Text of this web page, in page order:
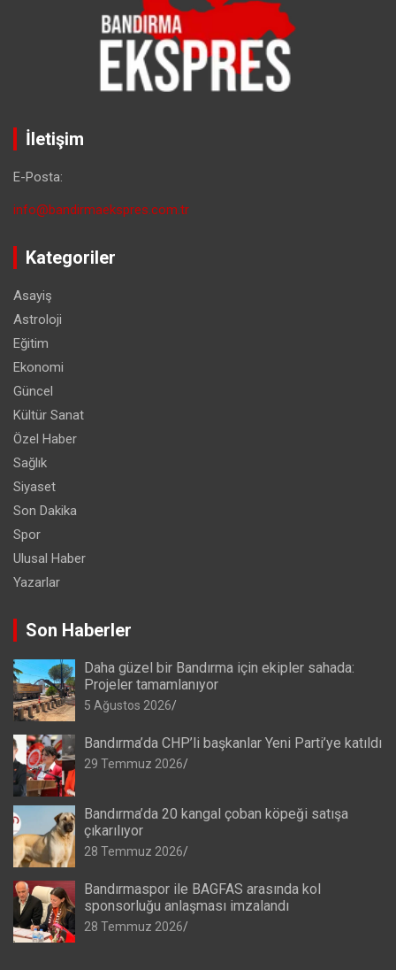
İletişim
E-Posta:
info@bandirmaekspres.com.tr
Kategoriler
Asayiş
Astroloji
Eğitim
Ekonomi
Güncel
Kültür Sanat
Özel Haber
Sağlık
Siyaset
Son Dakika
Spor
Ulusal Haber
Yazarlar
Son Haberler
Daha güzel bir Bandırma için ekipler sahada:
Projeler tamamlanıyor
5 Ağustos 2026
Bandırma’da CHP’li başkanlar Yeni Parti’ye katıldı
29 Temmuz 2026
Bandırma’da 20 kangal çoban köpeği satışa
çıkarılıyor
28 Temmuz 2026
Bandırmaspor ile BAGFAS arasında kol
sponsorluğu anlaşması imzalandı
28 Temmuz 2026